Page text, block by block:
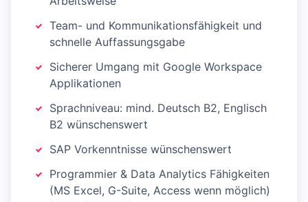
Team- und Kommunikationsfähigkeit und
schnelle Auffassungsgabe
Sicherer Umgang mit Google Workspace
Applikationen
Sprachniveau: mind. Deutsch B2, Englisch
B2 wünschenswert
SAP Vorkenntnisse wünschenswert
Programmier & Data Analytics Fähigkeiten
(MS Excel, G-Suite, Access wenn möglich)